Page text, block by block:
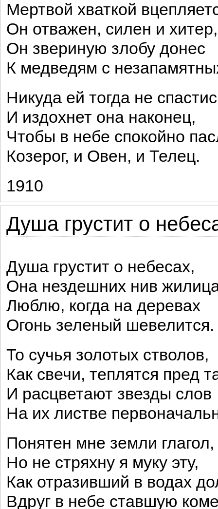
Мертвой хваткой
Он отважен, силен и хитер,
Он звериную злобу донес
К медведям с
Никуда ей тогда не
И издохнет она наконец,
Чтобы в небе спокойно
Козерог, и Овен, и Телец.
1910
Душа грустит о
Душа грустит о небесах,
Она нездешних нив
Люблю, когда на деревах
Огонь зеленый шевелится.
То сучья золотых стволов,
Как свечи, теплятся пред
И расцветают звезды слов
На их листве
Понятен мне земли глагол,
Но не стряхну я муку эту,
Как отразивший в водах
Вдруг в небе ставшую